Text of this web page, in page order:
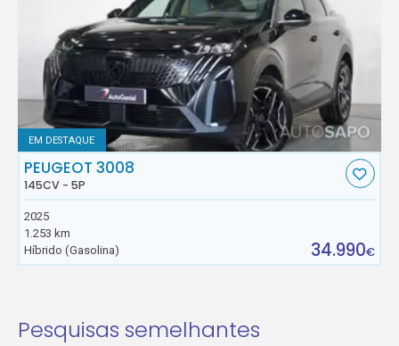
EM DESTAQUE
PEUGEOT 3008
145CV - 5P
2025
1.253 km
Híbrido (Gasolina)
34.990€
Pesquisas semelhantes